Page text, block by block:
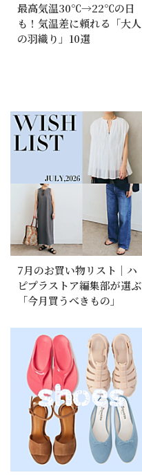
最高気温30℃→22℃の日
も！気温差に頼れる「大人
の羽織り」10選
7月のお買い物リスト｜ハ
ピプラストア編集部が選ぶ
「今月買うべきもの」